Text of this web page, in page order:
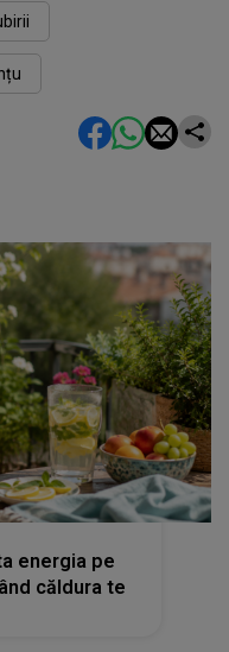
energia pe
căldura te